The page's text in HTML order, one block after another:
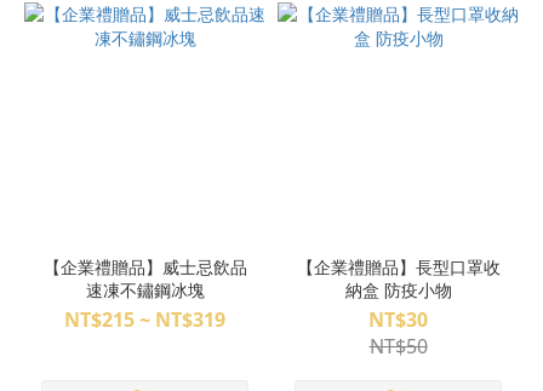
【企業禮贈品】威士忌飲品
速凍不鏽鋼冰塊
NT$215 ~ NT$319
【企業禮贈品】長型口罩收
納盒 防疫小物
NT$30
NT$50